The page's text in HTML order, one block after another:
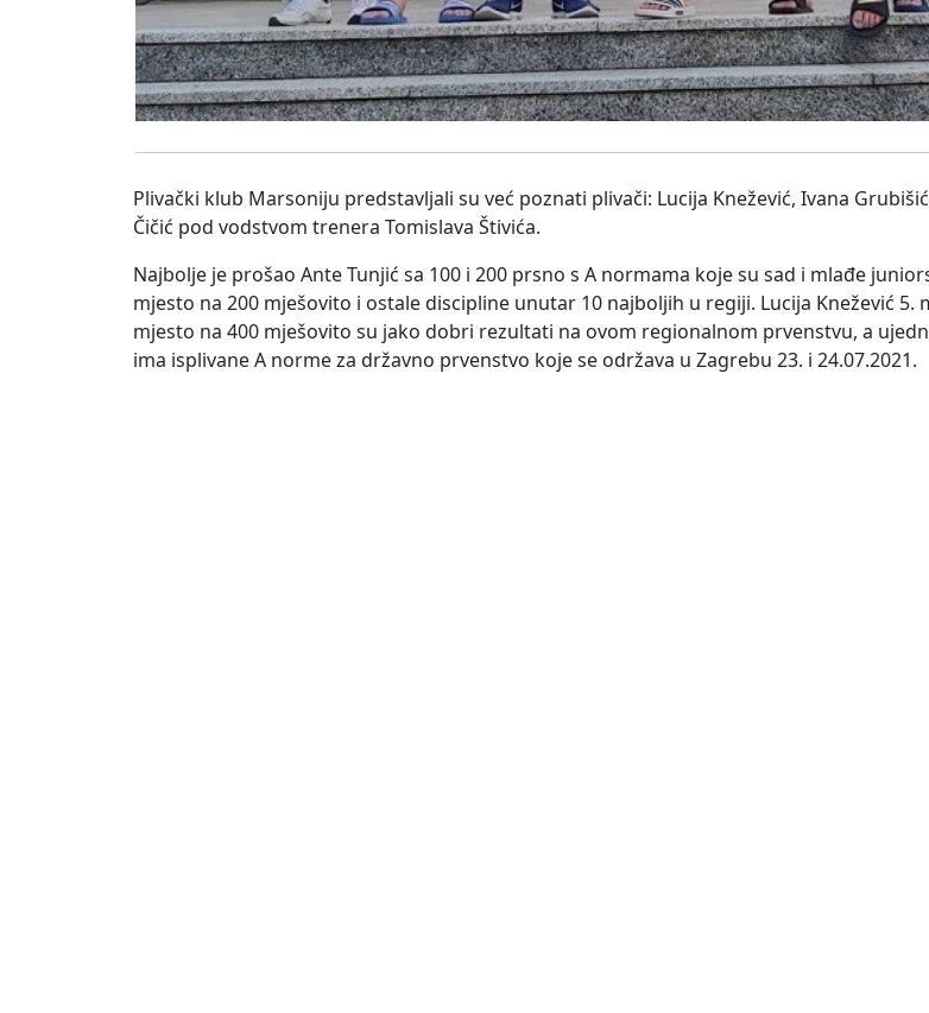
Plivački klub Marsoniju predstavljali su već poznati plivači: Lucija Knežević, Ivana
Čičić pod vodstvom trenera Tomislava Štivića.
Najbolje je prošao Ante Tunjić sa 100 i 200 prsno s A normama koje su sad i mlađe
mjesto na 200 mješovito i ostale discipline unutar 10 najboljih u regiji. Lucija Knežević 5.
mjesto na 400 mješovito su jako dobri rezultati na ovom regionalnom prvenstvu, a
ima isplivane A norme za državno prvenstvo koje se održava u Zagrebu 23. i 24.07.2021.